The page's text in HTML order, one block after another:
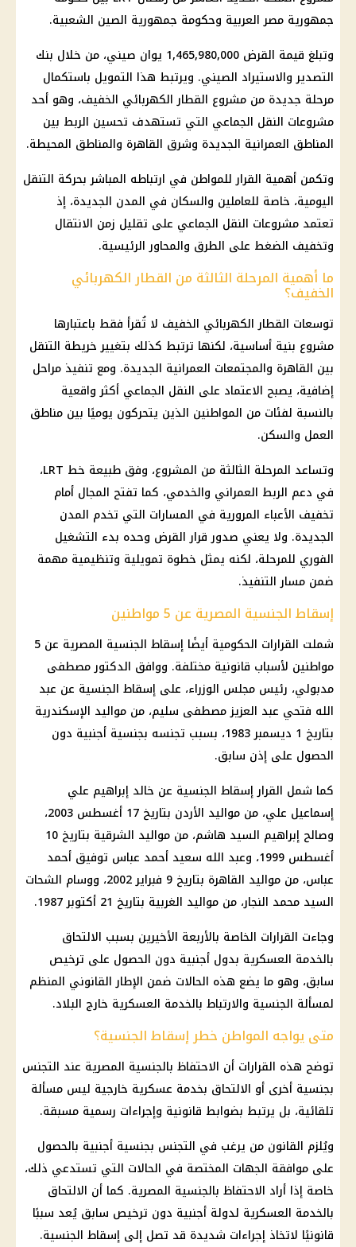
جمهورية مصر العربية وحكومة جمهورية الصين الشعبية.
وتبلغ قيمة القرض 1,465,980,000 يوان صيني، من خلال بنك
التصدير والاستيراد الصيني. ويرتبط هذا التمويل باستكمال
مرحلة جديدة من مشروع القطار الكهربائي الخفيف، وهو أحد
مشروعات النقل الجماعي التي تستهدف تحسين الربط بين
المناطق العمرانية الجديدة وشرق القاهرة والمناطق المحيطة.
وتكمن أهمية القرار للمواطن في ارتباطه المباشر بحركة التنقل
اليومية، خاصة للعاملين والسكان في المدن الجديدة، إذ
تعتمد مشروعات النقل الجماعي على تقليل زمن الانتقال
وتخفيف الضغط على الطرق والمحاور الرئيسية.
ما أهمية المرحلة الثالثة من القطار الكهربائي
الخفيف؟
توسعات القطار الكهربائي الخفيف لا تُقرأ فقط باعتبارها
مشروع بنية أساسية، لكنها ترتبط كذلك بتغيير خريطة التنقل
بين القاهرة والمجتمعات العمرانية الجديدة. ومع تنفيذ مراحل
إضافية، يصبح الاعتماد على النقل الجماعي أكثر واقعية
بالنسبة لفئات من المواطنين الذين يتحركون يوميًا بين مناطق
العمل والسكن.
وتساعد المرحلة الثالثة من المشروع، وفق طبيعة خط LRT،
في دعم الربط العمراني والخدمي، كما تفتح المجال أمام
تخفيف الأعباء المرورية في المسارات التي تخدم المدن
الجديدة. ولا يعني صدور قرار القرض وحده بدء التشغيل
الفوري للمرحلة، لكنه يمثل خطوة تمويلية وتنظيمية مهمة
ضمن مسار التنفيذ.
إسقاط الجنسية المصرية عن 5 مواطنين
شملت القرارات الحكومية أيضًا إسقاط الجنسية المصرية
عن 5
مواطنين لأسباب قانونية مختلفة. ووافق الدكتور مصطفى
مدبولي، رئيس مجلس الوزراء، على إسقاط الجنسية عن عبد
الله فتحي عبد العزيز مصطفى سليم، من مواليد الإسكندرية
بتاريخ 1 ديسمبر 1983، بسبب تجنسه بجنسية أجنبية دون
الحصول على إذن سابق.
كما شمل القرار إسقاط الجنسية عن خالد إبراهيم علي
إسماعيل علي، من مواليد الأردن
بتاريخ 17 أغسطس 2003،
وصالح إبراهيم السيد هاشم، من مواليد الشرقية بتاريخ 10
أغسطس 1999، وعبد الله سعيد أحمد عباس توفيق أحمد
عباس، من مواليد القاهرة
بتاريخ 9 فبراير 2002، ووسام الشحات
السيد محمد النجار، من مواليد الغربية بتاريخ 21 أكتوبر 1987.
وجاءت القرارات الخاصة بالأربعة الأخيرين بسبب الالتحاق
بالخدمة العسكرية بدول أجنبية دون الحصول على ترخيص
سابق، وهو ما يضع هذه الحالات ضمن الإطار القانوني المنظم
لمسألة الجنسية والارتباط بالخدمة العسكرية خارج البلاد.
متى يواجه المواطن خطر إسقاط الجنسية؟
توضح هذه القرارات أن الاحتفاظ بالجنسية المصرية عند التجنس
بجنسية أخرى أو الالتحاق بخدمة عسكرية خارجية ليس مسألة
تلقائية، بل يرتبط بضوابط قانونية وإجراءات رسمية مسبقة.
ويُلزم القانون من يرغب في التجنس بجنسية أجنبية بالحصول
على موافقة الجهات المختصة في الحالات التي تستدعي ذلك،
خاصة إذا أراد الاحتفاظ بالجنسية المصرية. كما أن الالتحاق
بالخدمة العسكرية لدولة أجنبية دون ترخيص سابق يُعد سببًا
قانونيًا لاتخاذ إجراءات شديدة قد تصل إلى إسقاط الجنسية.